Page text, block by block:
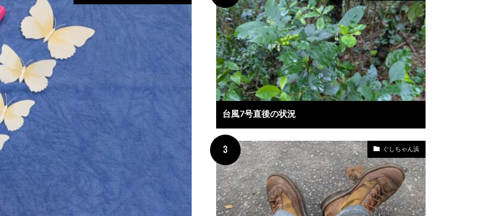
台風7号直後の状況
ぐしちゃん浜